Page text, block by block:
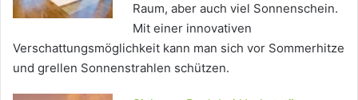
Raum, aber auch viel Sonnenschein.
Mit einer innovativen
Verschattungsmöglichkeit kann man sich vor Sommerhitze
und grellen Sonnenstrahlen schützen.